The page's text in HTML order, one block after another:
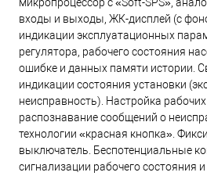
микропроцессор с «Soft-SPS»,
входы и выходы, ЖК-дисплей (с
индикации эксплуатационных
регулятора, рабочего состояния
ошибке и данных памяти истории.
индикации состояния установки
неисправность). Настройка
распознавание сообщений о
технологии «красная кнопка».
выключатель. Беспотенциальные
сигнализации рабочего состояния